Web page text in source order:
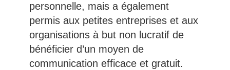
personnelle, mais a également
permis aux petites entreprises et aux
organisations à but non lucratif de
bénéficier d’un moyen de
communication efficace et gratuit.